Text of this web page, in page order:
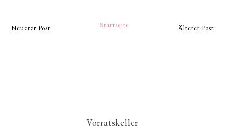
Neuerer Post Älterer Post
Startseite
Vorratskeller